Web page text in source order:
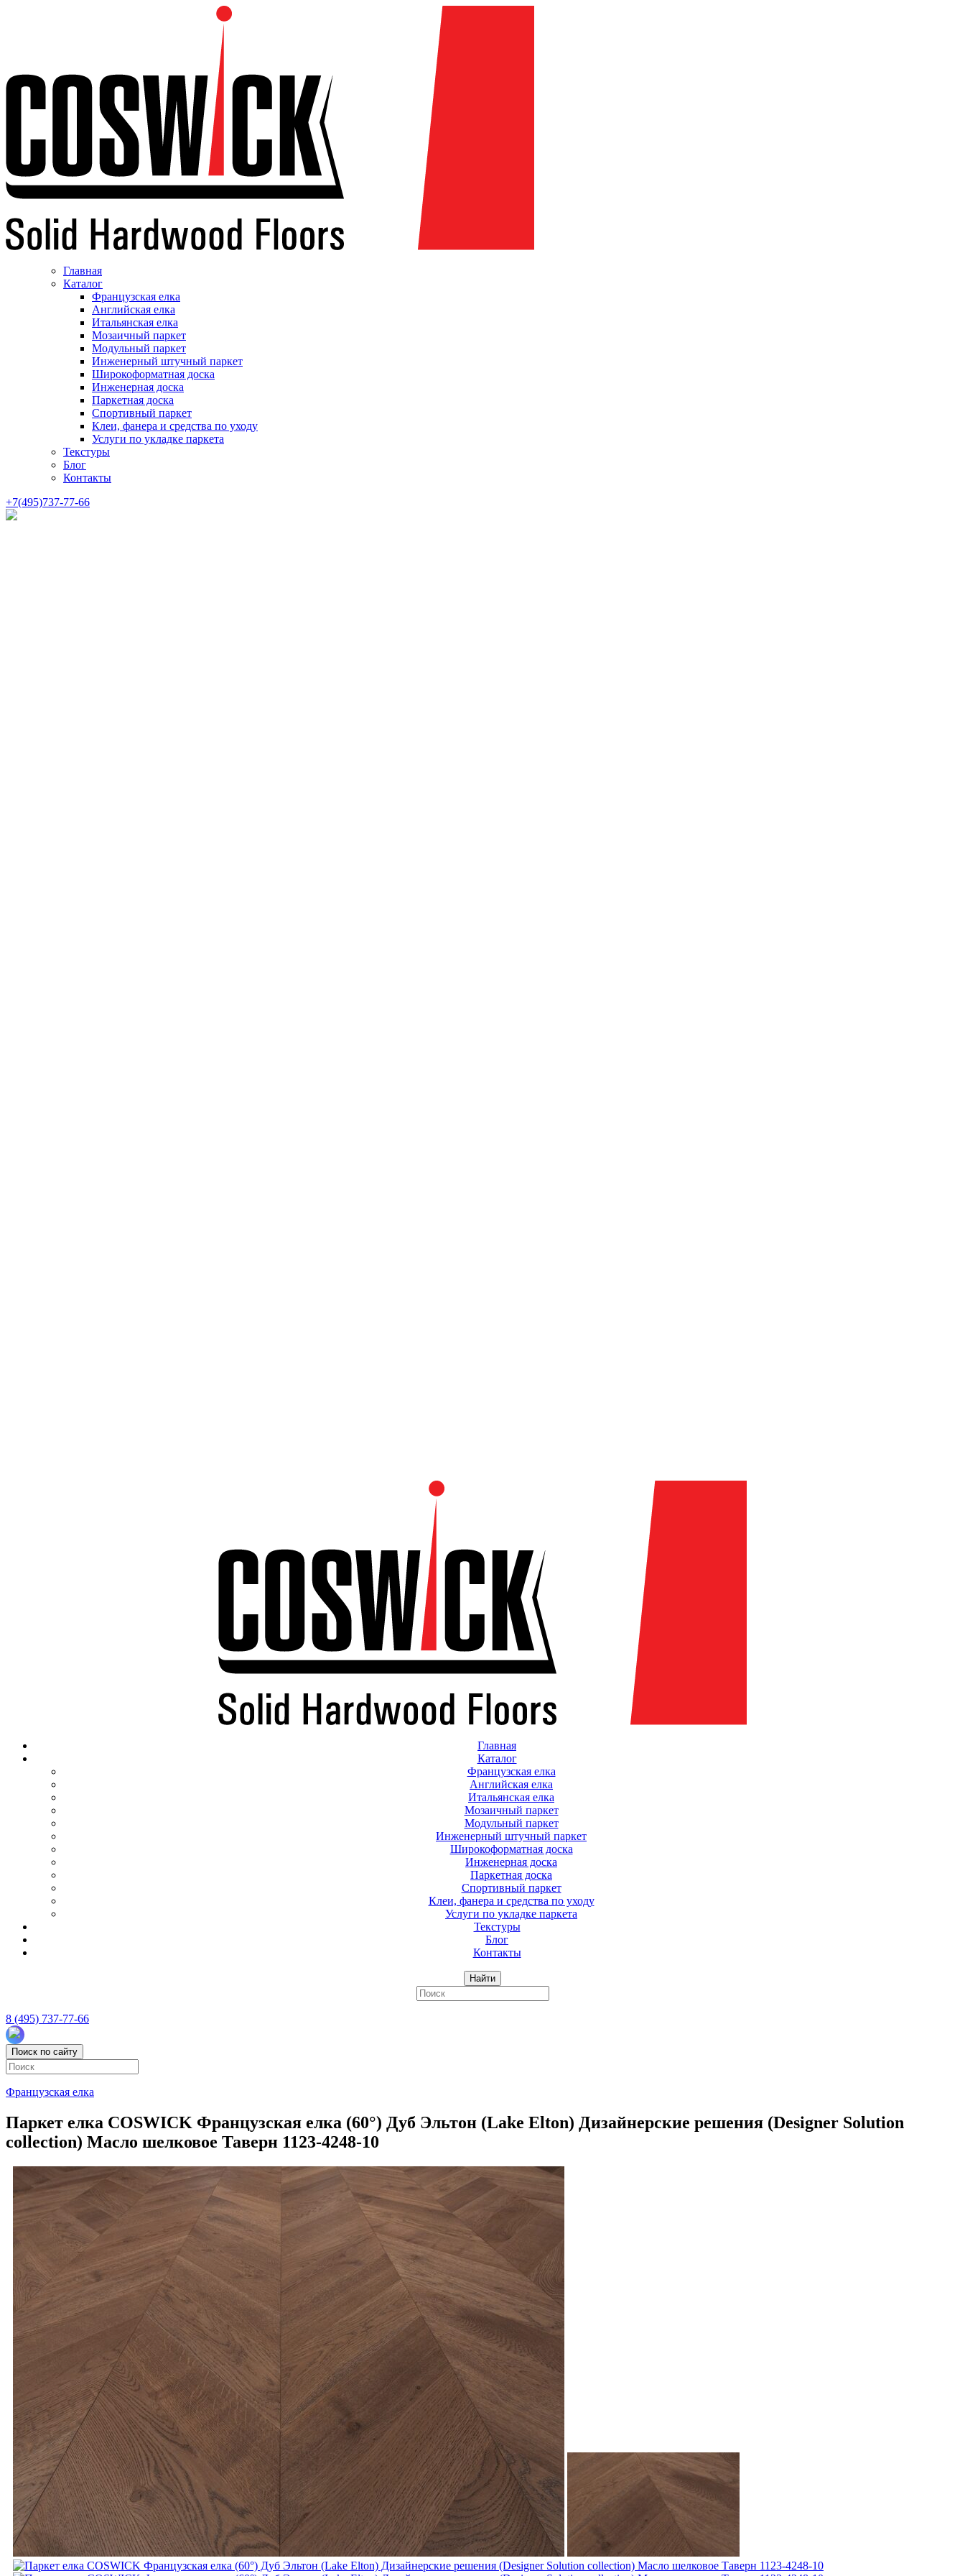
Главная
Каталог
Французская елка
Английская елка
Итальянская елка
Мозаичный паркет
Модульный паркет
Инженерный штучный паркет
Широкоформатная доска
Инженерная доска
Паркетная доска
Спортивный паркет
Клеи, фанера и средства по уходу
Услуги по укладке паркета
Текстуры
Блог
Контакты
+7(495)737-77-66
Главная
Каталог
Французская елка
Английская елка
Итальянская елка
Мозаичный паркет
Модульный паркет
Инженерный штучный паркет
Широкоформатная доска
Инженерная доска
Паркетная доска
Спортивный паркет
Клеи, фанера и средства по уходу
Услуги по укладке паркета
Текстуры
Блог
Контакты
Найти
8 (495) 737-77-66
Поиск по сайту
Французская елка
Паркет елка COSWICK Французская елка (60°) Дуб Эльтон (Lake Elton) Дизайнерские решения (Designer Solution
collection) Масло шелковое Таверн 1123-4248-10